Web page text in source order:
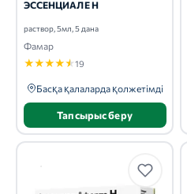
ЭССЕНЦИАЛЕ Н
раствор, 5мл, 5 дана
Фамар
★★★★★19
Басқа қалаларда қолжетімді
Тапсырыс беру